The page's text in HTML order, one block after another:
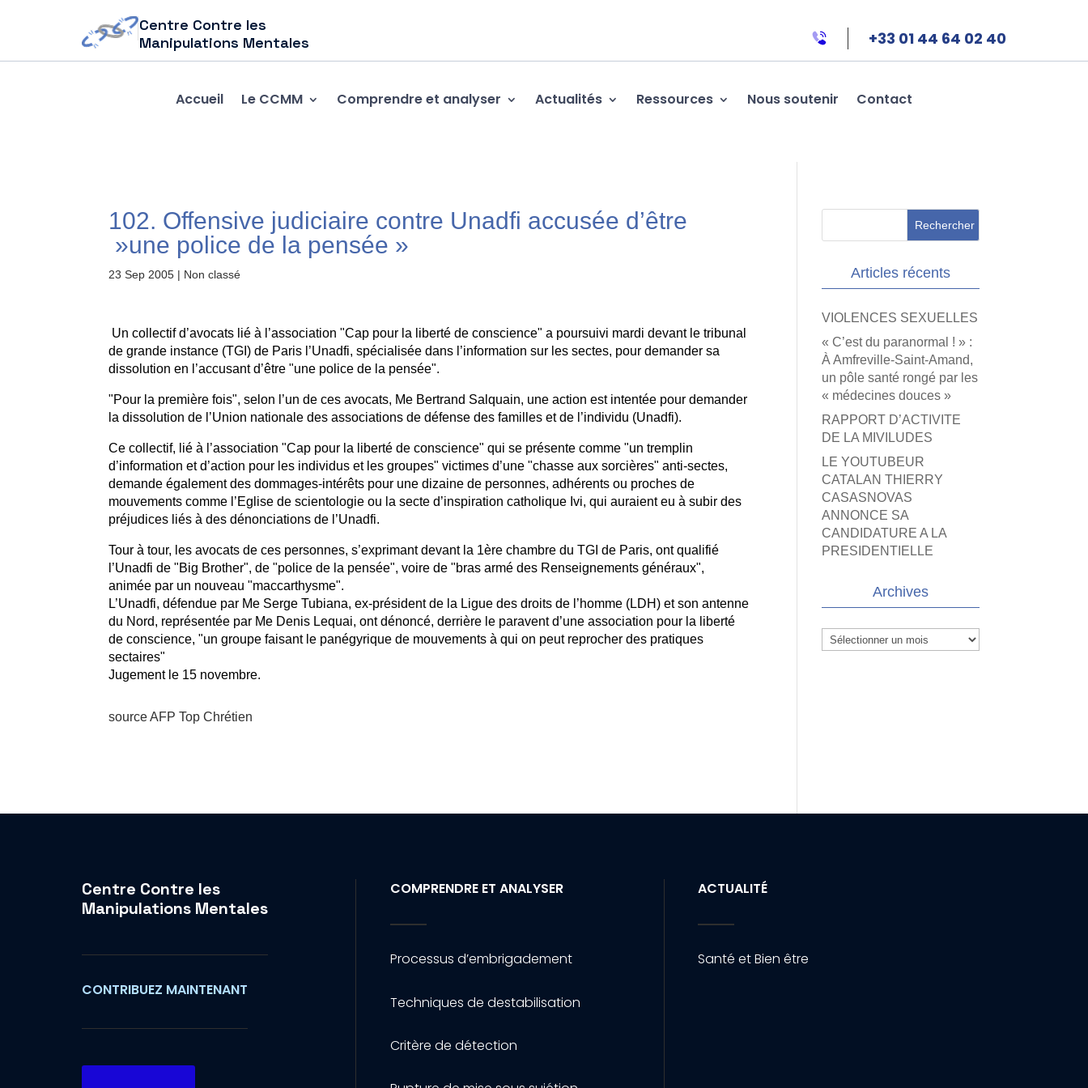
Centre Contre les
Manipulations Mentales
+33 01 44 64 02 40
Accueil Le CCMM Comprendre et analyser Actualités Ressources Nous soutenir Contact
102. Offensive judiciaire contre Unadfi accusée d’être
»une police de la pensée »
23 Sep 2005 | Non classé
Un collectif d’avocats lié à l’association "Cap pour la liberté de conscience" a poursuivi mardi devant le tribunal
de grande instance (TGI) de Paris l’Unadfi, spécialisée dans l’information sur les sectes, pour demander sa
dissolution en l’accusant d’être "une police de la pensée".
"Pour la première fois", selon l’un de ces avocats, Me Bertrand Salquain, une action est intentée pour demander
la dissolution de l’Union nationale des associations de défense des familles et de l’individu (Unadfi).
Ce collectif, lié à l’association "Cap pour la liberté de conscience" qui se présente comme "un tremplin
d’information et d’action pour les individus et les groupes" victimes d’une "chasse aux sorcières" anti-sectes,
demande également des dommages-intérêts pour une dizaine de personnes, adhérents ou proches de
mouvements comme l’Eglise de scientologie ou la secte d’inspiration catholique Ivi, qui auraient eu à subir des
préjudices liés à des dénonciations de l’Unadfi.
Tour à tour, les avocats de ces personnes, s’exprimant devant la 1ère chambre du TGI de Paris, ont qualifié
l’Unadfi de "Big Brother", de "police de la pensée", voire de "bras armé des Renseignements généraux",
animée par un nouveau "maccarthysme".
L’Unadfi, défendue par Me Serge Tubiana, ex-président de la Ligue des droits de l’homme (LDH) et son antenne
du Nord, représentée par Me Denis Lequai, ont dénoncé, derrière le paravent d’une association pour la liberté
de conscience, "un groupe faisant le panégyrique de mouvements à qui on peut reprocher des pratiques
sectaires"
Jugement le 15 novembre.
source AFP Top Chrétien
Articles récents
VIOLENCES SEXUELLES
« C’est du paranormal ! » :
À Amfreville-Saint-Amand,
un pôle santé rongé par les
« médecines douces »
RAPPORT D’ACTIVITE
DE LA MIVILUDES
LE YOUTUBEUR
CATALAN THIERRY
CASASNOVAS
ANNONCE SA
CANDIDATURE A LA
PRESIDENTIELLE
Archives
Archives
Centre Contre les
Manipulations Mentales
CONTRIBUEZ MAINTENANT
COMPRENDRE ET ANALYSER
Processus d’embrigadement
Techniques de destabilisation
Critère de détection
ACTUALITÉ
Santé et Bien être